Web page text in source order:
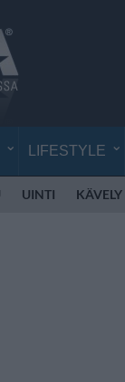
LIFESTYLE
UINTI KÄVELY